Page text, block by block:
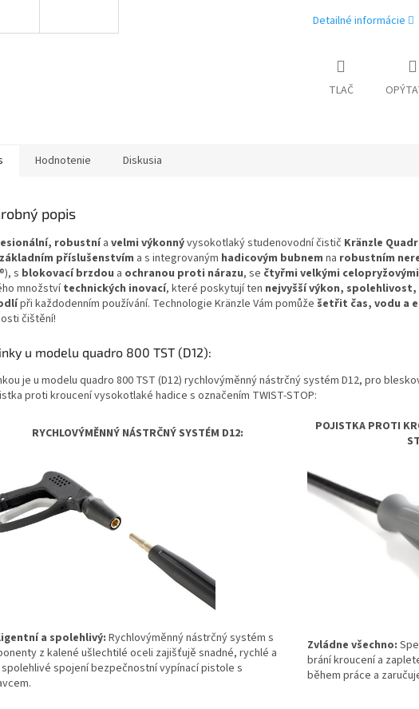
Detailné informácie
TLAČ
Hodnotenie Diskusia
popis
robustní a velmi výkonnývysokotlaký studenovodní čistič Kränzle
základním příslušenstvím a s integrovaným hadicovým bubnem na robustním
s blokovací brzdou a ochranou proti nárazu, se čtyřmi velkými
množstvítechnických inovací, které poskytují ten nejvyšší výkon,
při každodenním používání. Technologie Kränzle Vám pomůže šetřit čas, vodu a
čištění!
u modelu quadro 800 TST (D12):
je u modelu quadro 800 TST (D12) rychlovýměnný nástrčný systém D12, pro
proti kroucení vysokotlaké hadice s označením TWIST-STOP:
RYCHLOVÝMĚNNÝ NÁSTRČNÝ SYSTÉM D12: POJISTKA PROTI
a spolehlivý: Rychlovýměnný nástrčný systém s
z kalené ušlechtilé oceli zajišťujě snadné, rychlé a
spojení bezpečnostní vypínací pistole s
Zvládne všechno:
brání kroucení a
během práce a